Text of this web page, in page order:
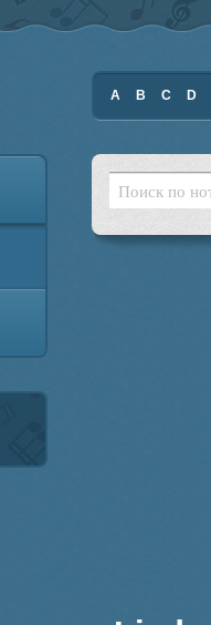
A B C D